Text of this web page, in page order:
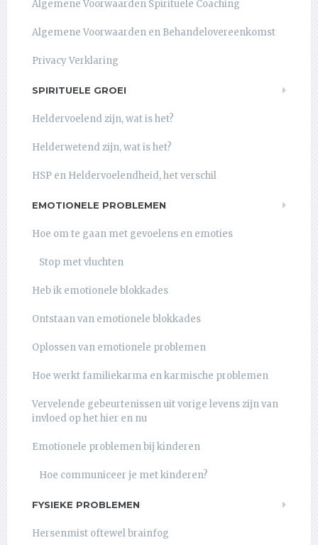
Algemene Voorwaarden Spirituele Coaching
Algemene Voorwaarden en Behandelovereenkomst
Privacy Verklaring
SPIRITUELE GROEI
Heldervoelend zijn, wat is het?
Helderwetend zijn, wat is het?
HSP en Heldervoelendheid, het verschil
EMOTIONELE PROBLEMEN
Hoe om te gaan met gevoelens en emoties
Stop met vluchten
Heb ik emotionele blokkades
Ontstaan van emotionele blokkades
Oplossen van emotionele problemen
Hoe werkt familiekarma en karmische problemen
Vervelende gebeurtenissen uit vorige levens zijn van
invloed op het hier en nu
Emotionele problemen bij kinderen
Hoe communiceer je met kinderen?
FYSIEKE PROBLEMEN
Hersenmist oftewel brainfog